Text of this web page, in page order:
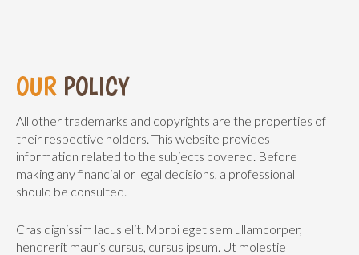
OUR POLICY
All other trademarks and copyrights are the properties of
their respective holders. This website provides
information related to the subjects covered. Before
making any financial or legal decisions, a professional
should be consulted.
Cras dignissim lacus elit. Morbi eget sem ullamcorper,
hendrerit mauris cursus, cursus ipsum. Ut molestie